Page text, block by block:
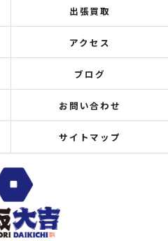
出張買取
アクセス
ブログ
お問い合わせ
サイトマップ